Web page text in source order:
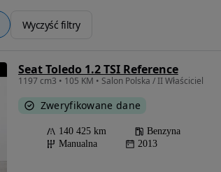
Wyczyść filtry
Seat Toledo 1.2 TSI Reference
1197 cm3 • 105 KM • Salon Polska / II Właściciel
Zweryfikowane dane
140 425 km
Benzyna
Manualna
2013